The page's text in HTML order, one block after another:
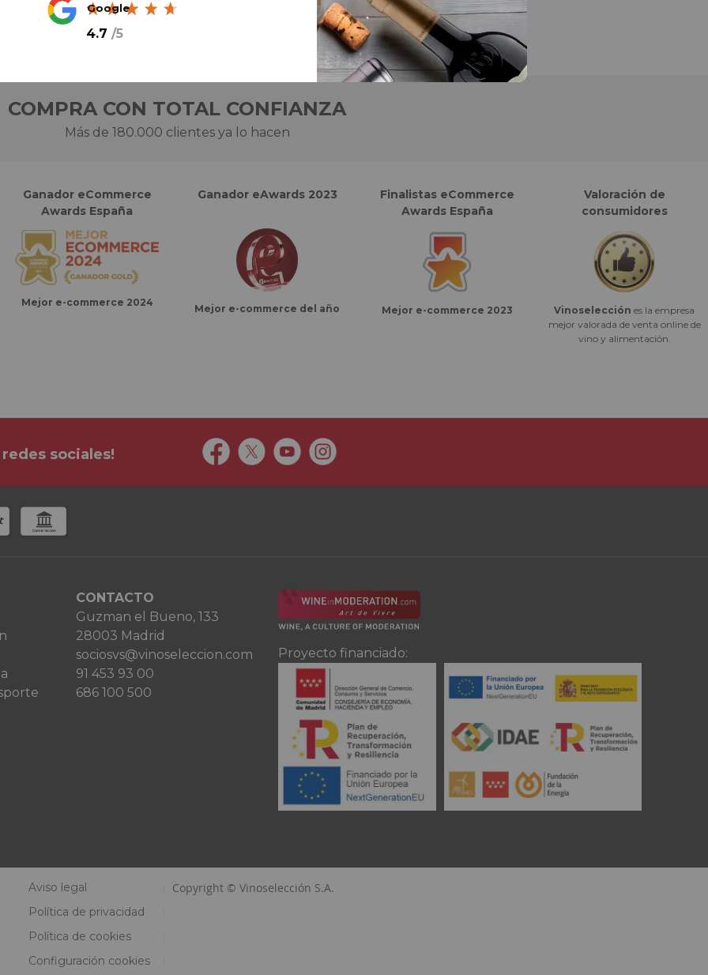
COMPRA CON TOTAL CONFIANZA
Más de 180.000 clientes ya lo hacen
Ganador eCommerce
Awards España
Mejor e-commerce 2024
Ganador eAwards 2023
Mejor e-commerce del año
Finalistas eCommerce
Awards España
Mejor e-commerce 2023
Valoración de
consumidores
Vinoselección es la empresa
mejor valorada de venta online de
vino y alimentación.
sociales!
CONTACTO
Guzman el Bueno, 133
28003 Madrid
sociosvs@vinoseleccion.com
91 453 93 00
686 100 500
Proyecto financiado:
Aviso legal
Política de privacidad
Política de cookies
Configuración cookies
Copyright © Vinoselección S.A.
Google
4.7 /5